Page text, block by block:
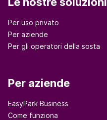
Per uso privato
Per aziende
Per gli operatori della sosta
Per aziende
EasyPark Business
Come funziona